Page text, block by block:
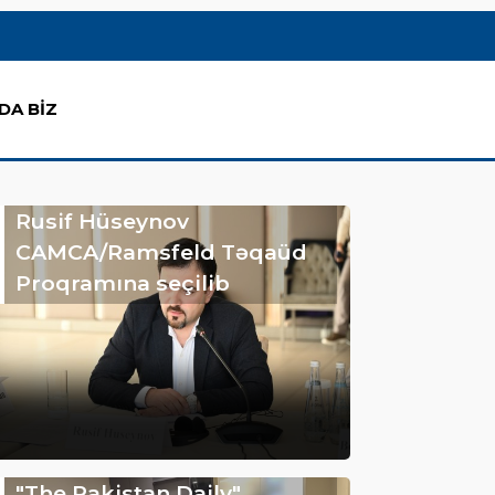
BİZ
Rusif Hüseynov
CAMCA/Ramsfeld Təqaüd
Proqramına seçilib